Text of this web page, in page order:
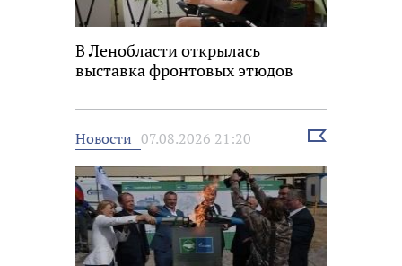
В Ленобласти открылась
выставка фронтовых этюдов
Новости 07.08.2026 21:20
Выбрать